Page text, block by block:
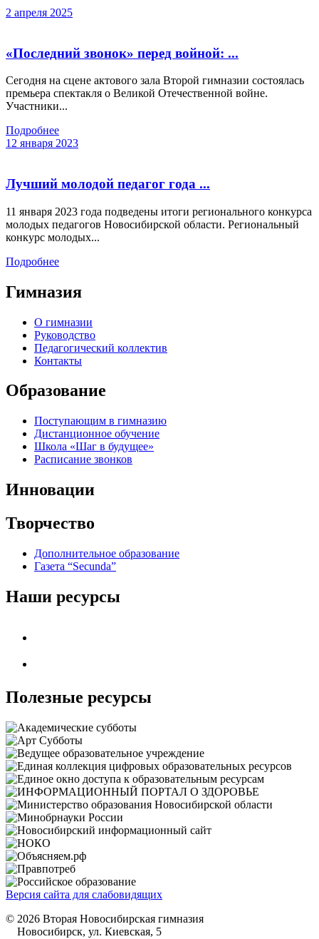
2 апреля 2025
«Последний звонок» перед войной: ...
Сегодня на сцене актового зала Второй гимназии состоялась
премьера спектакля о Великой Отечественной войне.
Участники...
Подробнее
12 января 2023
Лучший молодой педагог года ...
11 января 2023 года подведены итоги регионального конкурса
молодых педагогов Новосибирской области. Региональный
конкурс молодых...
Подробнее
Гимназия
О гимназии
Руководство
Педагогический коллектив
Контакты
Образование
Поступающим в гимназию
Дистанционное обучение
Школа «Шаг в будущее»
Расписание звонков
Инновации
Творчество
Дополнительное образование
Газета “Secunda”
Наши ресурсы
Полезные ресурсы
Версия сайта для слабовидящих
© 2026 Вторая Новосибирская гимназия
Новосибирск, ул. Киевская, 5